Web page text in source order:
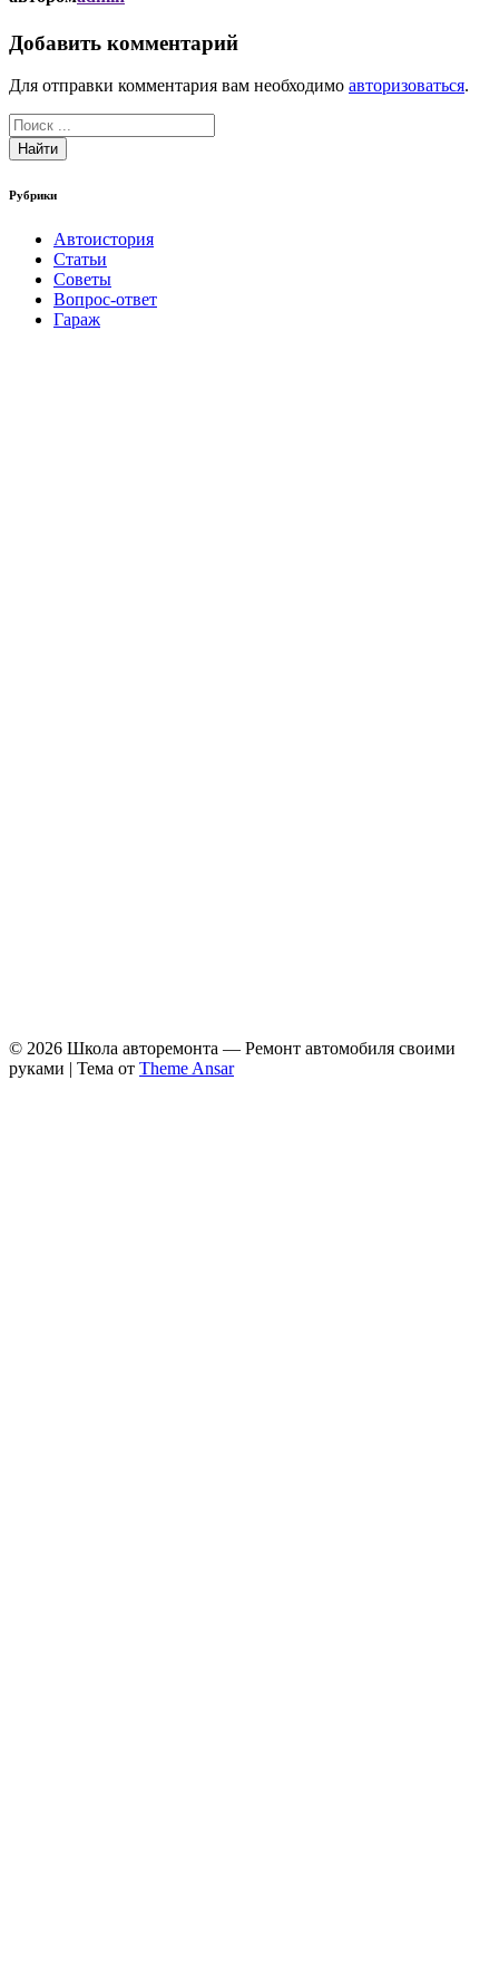
Добавить комментарий
Для отправки комментария вам необходимо авторизоваться.
Найти
Рубрики
Автоистория
Статьи
Советы
Вопрос-ответ
Гараж
© 2026 Школа авторемонта — Ремонт автомобиля своими
руками | Тема от Theme Ansar